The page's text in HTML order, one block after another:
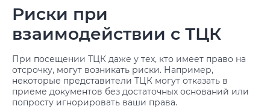
Риски при
взаимодействии с ТЦК
При посещении ТЦК даже у тех, кто имеет право на
отсрочку, могут возникать риски. Например,
некоторые представители ТЦК могут отказать в
приеме документов без достаточных оснований или
попросту игнорировать ваши права.